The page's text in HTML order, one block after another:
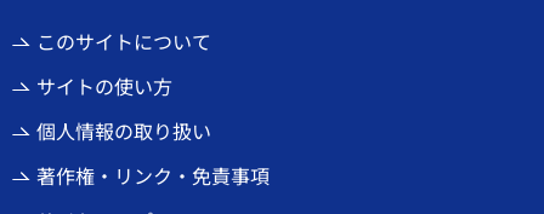
このサイトについて
サイトの使い方
個人情報の取り扱い
著作権・リンク・免責事項